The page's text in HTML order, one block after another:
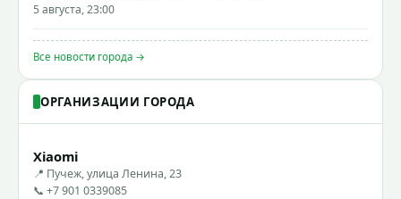
5 августа, 23:00
Все новости города →
ОРГАНИЗАЦИИ ГОРОДА
Xiaomi
📍 Пучеж, улица Ленина, 23
📞 +7 901 0339085